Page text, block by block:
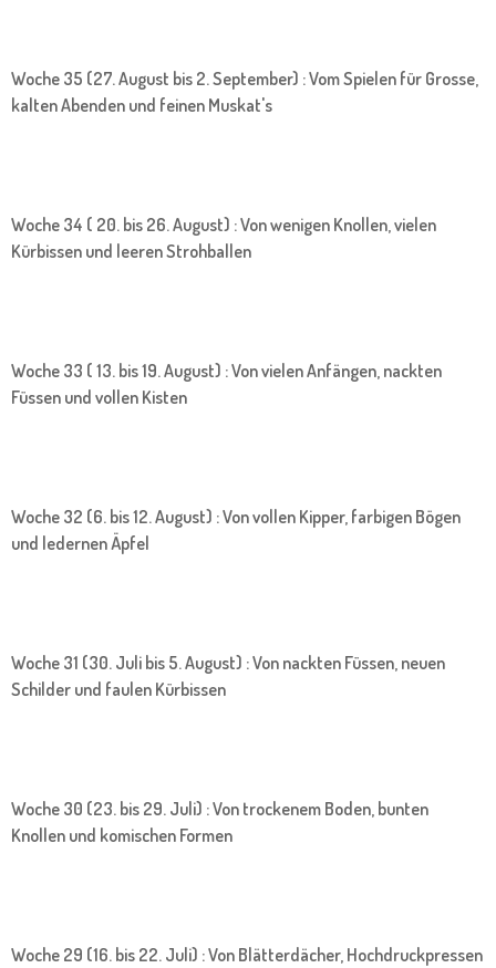
Woche 35 (27. August bis 2. September) : Vom Spielen für Grosse,
kalten Abenden und feinen Muskat's
Woche 34 ( 20. bis 26. August) : Von wenigen Knollen, vielen
Kürbissen und leeren Strohballen
Woche 33 ( 13. bis 19. August) : Von vielen Anfängen, nackten
Füssen und vollen Kisten
Woche 32 (6. bis 12. August) : Von vollen Kipper, farbigen Bögen
und ledernen Äpfel
Woche 31 (30. Juli bis 5. August) : Von nackten Füssen, neuen
Schilder und faulen Kürbissen
Woche 30 (23. bis 29. Juli) : Von trockenem Boden, bunten
Knollen und komischen Formen
Woche 29 (16. bis 22. Juli) : Von Blätterdächer, Hochdruckpressen